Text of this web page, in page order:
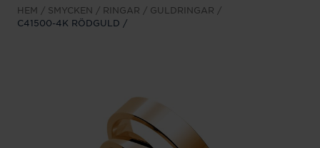
HEM SMYCKEN RINGAR
GULDRINGAR
C41500-4K RÖDGULD